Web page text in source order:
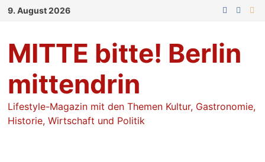
Zum
9. August 2026
MITTE bitte! Berlin
mittendrin
Lifestyle-Magazin mit den Themen Kultur, Gastronomie,
Historie, Wirtschaft und Politik